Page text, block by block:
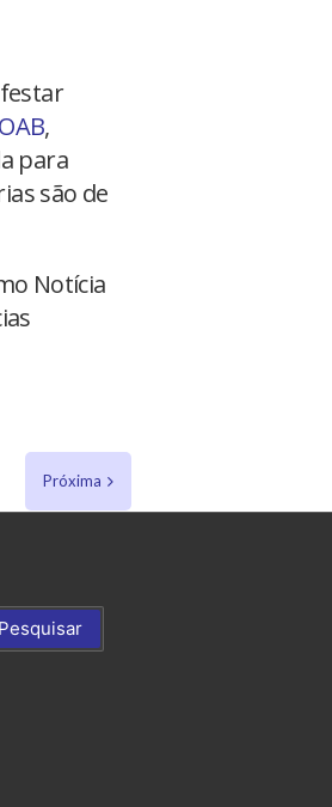
,
para
são de
Notícia
Próxima